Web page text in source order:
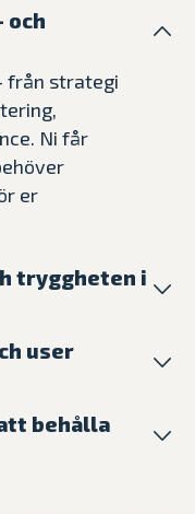
och
från strategi
Ni får
er
tryggheten i
med
och
för både
user
behålla